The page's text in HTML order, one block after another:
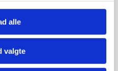
alle
valgte
Leje af Isdisk t/ 5
iskantiner